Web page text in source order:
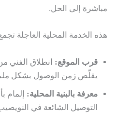
مباشرة إلى الحل.
هذه الخدمة المحلية العاجلة
قرب الموقع: انطلاق الفني
يقلّص زمن الوصول بشكل
معرفة بالبنية المحلية: إلمام
التوصيل الشائعة في